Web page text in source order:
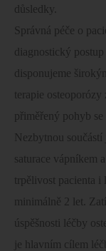
důsledky.
Správná péče o
diagnostický
disponujeme
terapie osteoporózy
přiměřený pohyb se
Nezbytnou
saturace vápníkem
trpělivost pacienta
minimálně 2 let.
úspěšnosti léčby
je hlavním cílem